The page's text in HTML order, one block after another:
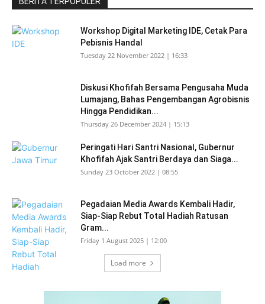
Workshop Digital Marketing IDE, Cetak Para
Pebisnis Handal
Tuesday 22 November 2022 | 16:33
Diskusi Khofifah Bersama Pengusaha Muda
Lumajang, Bahas Pengembangan Agrobisnis
Hingga Pendidikan...
Thursday 26 December 2024 | 15:13
Peringati Hari Santri Nasional, Gubernur
Khofifah Ajak Santri Berdaya dan Siaga...
Sunday 23 October 2022 | 08:55
Pegadaian Media Awards Kembali Hadir,
Siap-Siap Rebut Total Hadiah Ratusan
Gram...
Friday 1 August 2025 | 12:00
Load more